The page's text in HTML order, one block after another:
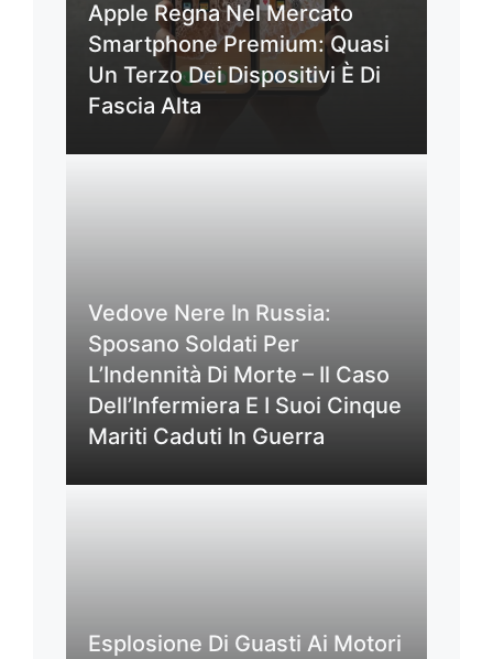
Apple Regna Nel Mercato
Smartphone Premium: Quasi
Un Terzo Dei Dispositivi È Di
Fascia Alta
Vedove Nere In Russia:
Sposano Soldati Per
L’Indennità Di Morte – Il Caso
Dell’Infermiera E I Suoi Cinque
Mariti Caduti In Guerra
Esplosione Di Guasti Ai Motori